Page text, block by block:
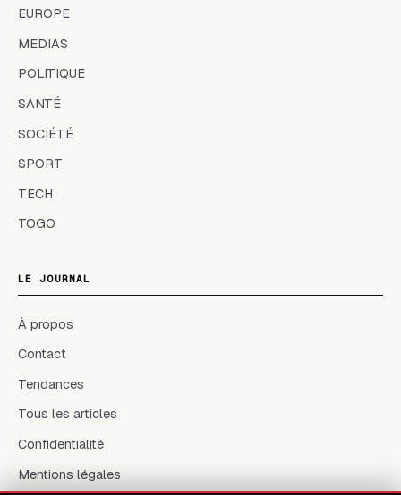
EUROPE
MEDIAS
POLITIQUE
SANTÉ
SOCIÉTÉ
SPORT
TECH
TOGO
LE JOURNAL
À propos
Contact
Tendances
Tous les articles
Confidentialité
Mentions légales